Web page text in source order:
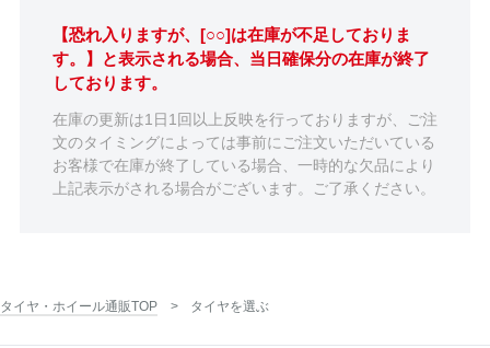
【恐れ入りますが、[○○]は在庫が不足しておりま
す。】と表示される場合、当日確保分の在庫が終了
しております。
在庫の更新は1日1回以上反映を行っておりますが、ご注
文のタイミングによっては事前にご注文いただいている
お客様で在庫が終了している場合、一時的な欠品により
上記表示がされる場合がございます。ご了承ください。
タイヤ・ホイール通販TOP タイヤを選ぶ